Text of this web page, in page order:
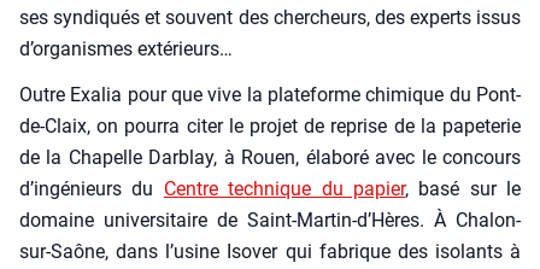
ses syn­di­qués et sou­vent des cher­cheurs, des experts issus
d’organismes exté­rieurs…
Outre Exa­lia pour que vive la pla­te­forme chi­mique du Pont-
de-Claix, on pour­ra citer le pro­jet de reprise de la pape­te­rie
de la Cha­pelle Dar­blay, à Rouen, éla­bo­ré avec le concours
d’ingénieurs du Centre tech­nique du papier, basé sur le
domaine uni­ver­si­taire de Saint-Martin‑d’Hères. À Cha­lon-
sur-Saône, dans l’usine Iso­ver qui fabrique des iso­lants à